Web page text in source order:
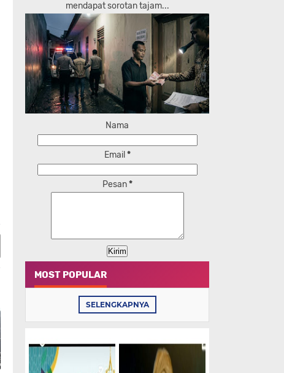
mendapat sorotan tajam...
Nama
Email *
Pesan*
MOST POPULAR
SELENGKAPNYA